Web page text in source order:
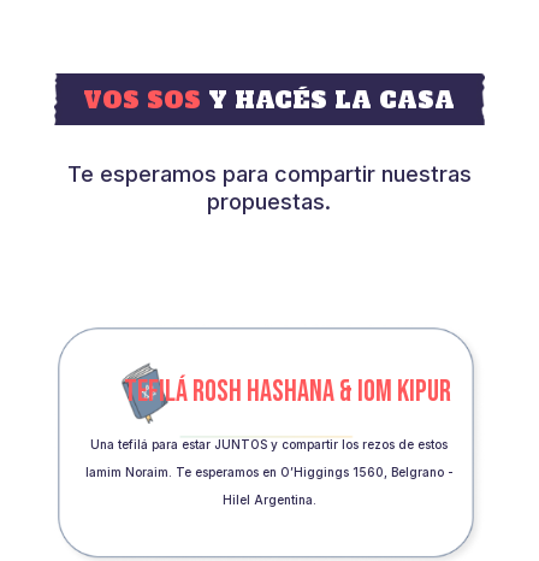
VOS SOS Y HACÉS LA CASA
Te esperamos para compartir nuestras
propuestas.
TEFILÁ ROSH HASHANA & IOM KIPUR
Una tefilá para estar JUNTOS y compartir los rezos de estos
Iamim Noraim. Te esperamos en O’Higgings 1560, Belgrano -
Hilel Argentina.